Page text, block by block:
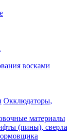
восками
Окклюдаторы,
материалы
(пины), сверла